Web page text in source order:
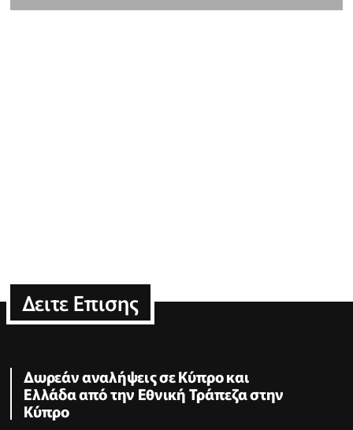
Δειτε Επισης
Δωρεάν αναλήψεις σε Κύπρο και
Ελλάδα από την Εθνική Τράπεζα στην
Κύπρο